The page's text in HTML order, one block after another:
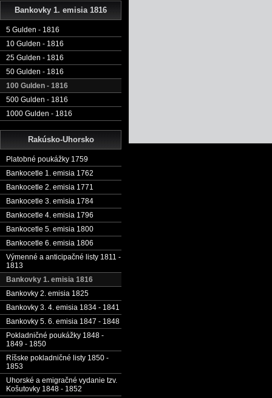
Bankovky 1. emisia 1816
5 Gulden - 1816
10 Gulden - 1816
25 Gulden - 1816
50 Gulden - 1816
100 Gulden - 1816
500 Gulden - 1816
1000 Gulden - 1816
Rakúsko-Uhorsko
Platobné poukážky 1759
Bankocetle 1. emisia 1762
Bankocetle 2. emisia 1771
Bankocetle 3. emisia 1784
Bankocetle 4. emisia 1796
Bankocetle 5. emisia 1800
Bankocetle 6. emisia 1806
Výmenné a anticipačné listy 1811 -
1813
Bankovky 1. emisia 1816
Bankovky 2. emisia 1825
Bankovky 3. 4. emisia 1834 - 1841
Bankovky 5. 6. emisia 1847 - 1848
Pokladničné poukážky 1848 -
1849 - 1850
Ríšske pokladničné listy 1850 -
1853
Uhorské a emigračné vydanie tzv.
Košutovky 1848 - 1852